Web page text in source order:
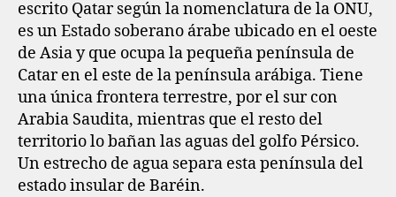
escrito Qatar según la nomenclatura de la ONU,
es un Estado soberano árabe ubicado en el oeste
de Asia y que ocupa la pequeña península de
Catar en el este de la península arábiga. Tiene
una única frontera terrestre, por el sur con
Arabia Saudita, mientras que el resto del
territorio lo bañan las aguas del golfo Pérsico.
Un estrecho de agua separa esta península del
estado insular de Baréin.